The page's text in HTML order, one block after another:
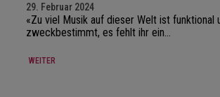
29. Februar 2024
«Zu viel Musik auf dieser Welt ist funktional
zweckbestimmt, es fehlt ihr ein…
WEITER